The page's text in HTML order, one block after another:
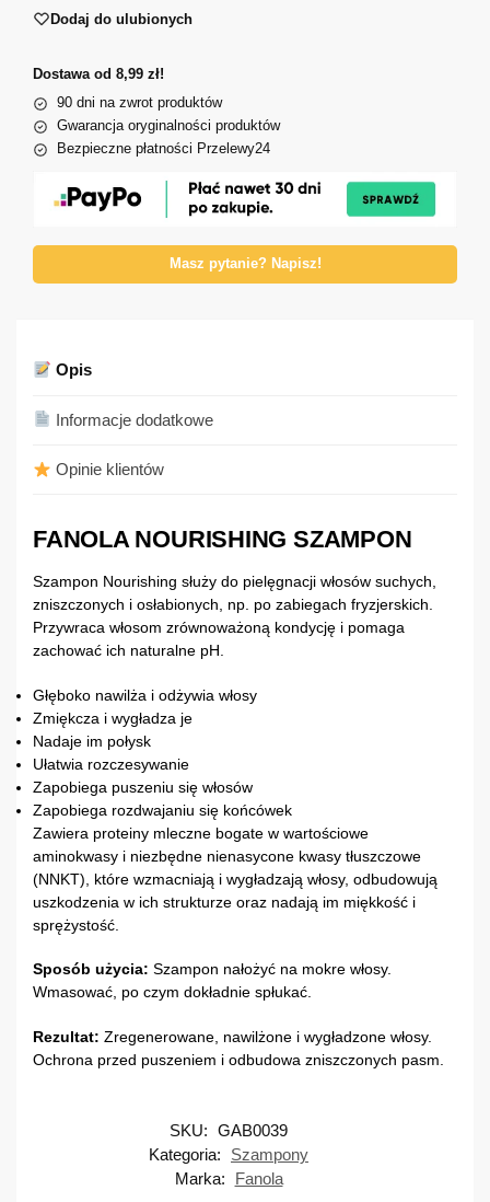
Dodaj do ulubionych
Dostawa od 8,99 zł!
90 dni na zwrot produktów
Gwarancja oryginalności produktów
Bezpieczne płatności Przelewy24
Masz pytanie? Napisz!
Opis
Informacje dodatkowe
Opinie klientów
FANOLA NOURISHING SZAMPON
Szampon Nourishing służy do pielęgnacji włosów suchych,
zniszczonych i osłabionych, np. po zabiegach fryzjerskich.
Przywraca włosom zrównoważoną kondycję i pomaga
zachować ich naturalne pH.
Głęboko nawilża i odżywia włosy
Zmiękcza i wygładza je
Nadaje im połysk
Ułatwia rozczesywanie
Zapobiega puszeniu się włosów
Zapobiega rozdwajaniu się końcówek
Zawiera proteiny mleczne bogate w wartościowe
aminokwasy i niezbędne nienasycone kwasy tłuszczowe
(NNKT), które wzmacniają i wygładzają włosy, odbudowują
uszkodzenia w ich strukturze oraz nadają im miękkość i
sprężystość.
Sposób użycia: Szampon nałożyć na mokre włosy.
Wmasować, po czym dokładnie spłukać.
Rezultat: Zregenerowane, nawilżone i wygładzone włosy.
Ochrona przed puszeniem i odbudowa zniszczonych pasm.
SKU: GAB0039
Kategoria:
Szampony
Marka:
Fanola